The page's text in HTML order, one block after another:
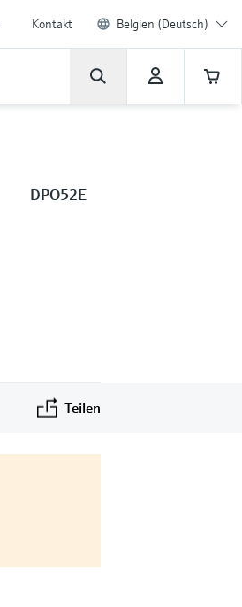
Kontakt Belgien (Deutsch)
DPO52E
Teilen